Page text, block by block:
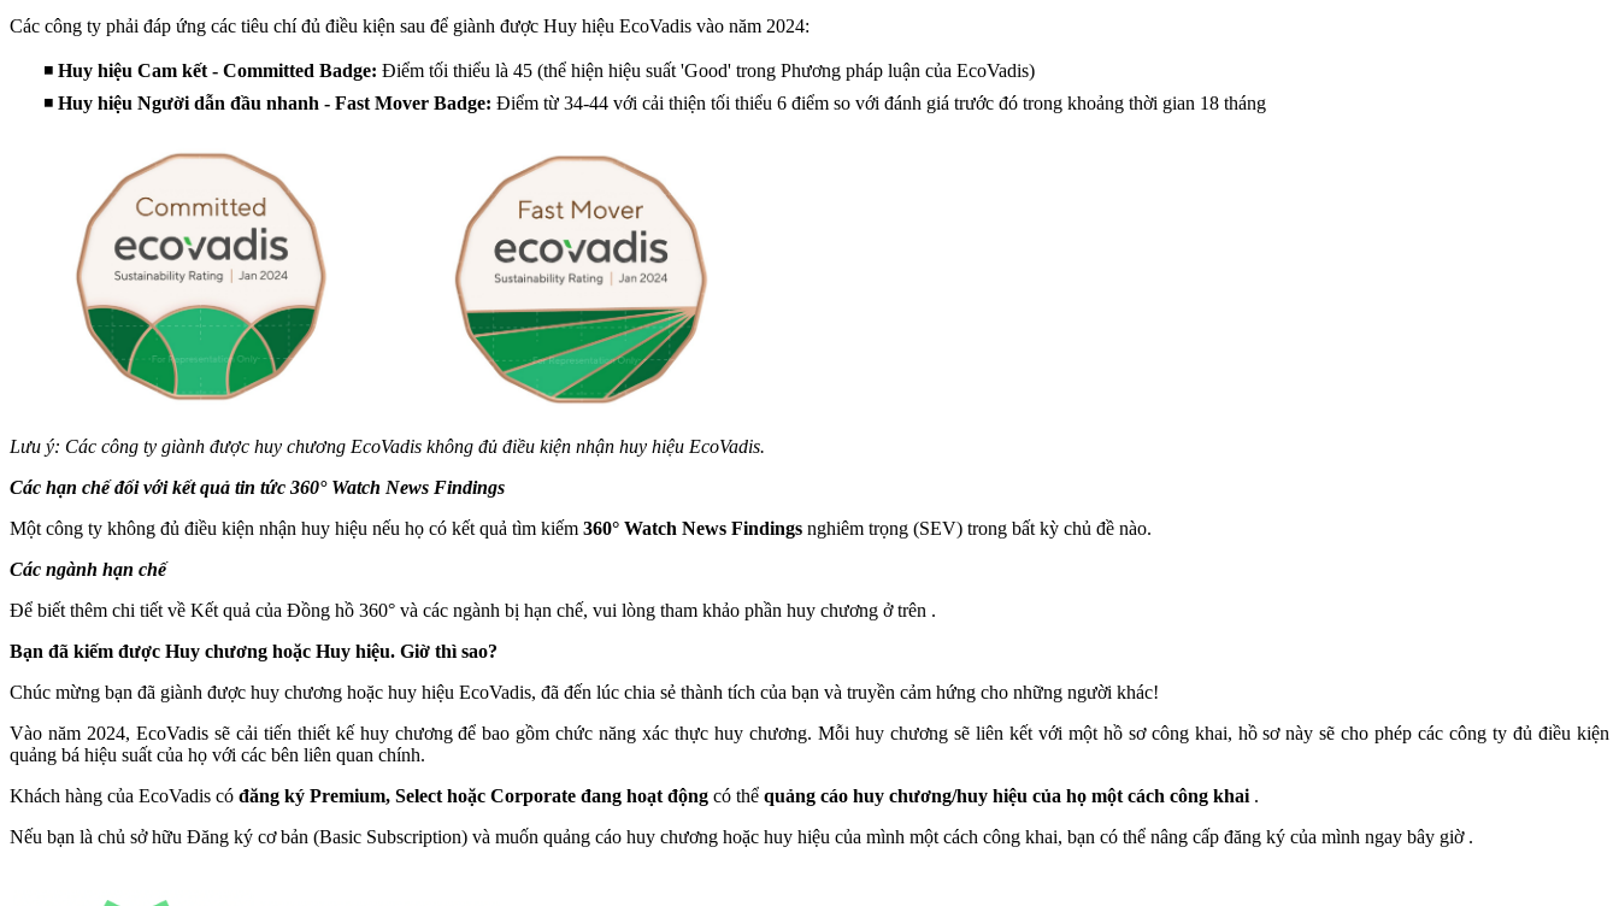
Các công ty phải đáp ứng các tiêu chí đủ điều kiện sau để giành được Huy hiệu EcoVadis vào năm 2024:
◾ Huy hiệu Cam kết - Committed Badge: Điểm tối thiểu là 45 (thể hiện hiệu suất 'Good' trong Phương pháp luận của EcoVadis)
◾ Huy hiệu Người dẫn đầu nhanh - Fast Mover Badge: Điểm từ 34-44 với cải thiện tối thiểu 6 điểm so với đánh giá trước đó trong khoảng thời gian 18 tháng
Lưu ý: Các công ty giành được huy chương EcoVadis không đủ điều kiện nhận huy hiệu EcoVadis.
Các hạn chế đối với kết quả tin tức 360° Watch News Findings
Một công ty không đủ điều kiện nhận huy hiệu nếu họ có kết quả tìm kiếm 360° Watch News Findings nghiêm trọng (SEV) trong bất kỳ chủ đề nào.
Các ngành hạn chế
Để biết thêm chi tiết về Kết quả của Đồng hồ 360° và các ngành bị hạn chế, vui lòng tham khảo phần huy chương ở trên .
Bạn đã kiếm được Huy chương hoặc Huy hiệu. Giờ thì sao?
Chúc mừng bạn đã giành được huy chương hoặc huy hiệu EcoVadis, đã đến lúc chia sẻ thành tích của bạn và truyền cảm hứng cho những người khác!
Vào năm 2024, EcoVadis sẽ cải tiến thiết kế huy chương để bao gồm chức năng xác thực huy chương. Mỗi huy chương sẽ liên kết với một hồ sơ công khai, hồ sơ này sẽ cho phép các công ty đủ điều kiện
quảng bá hiệu suất của họ với các bên liên quan chính.
Khách hàng của EcoVadis có đăng ký Premium, Select hoặc Corporate đang hoạt động có thể quảng cáo huy chương/huy hiệu của họ một cách công khai .
Nếu bạn là chủ sở hữu Đăng ký cơ bản (Basic Subscription) và muốn quảng cáo huy chương hoặc huy hiệu của mình một cách công khai, bạn có thể nâng cấp đăng ký của mình ngay bây giờ .